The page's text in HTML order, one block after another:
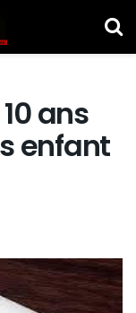
ans
enfant